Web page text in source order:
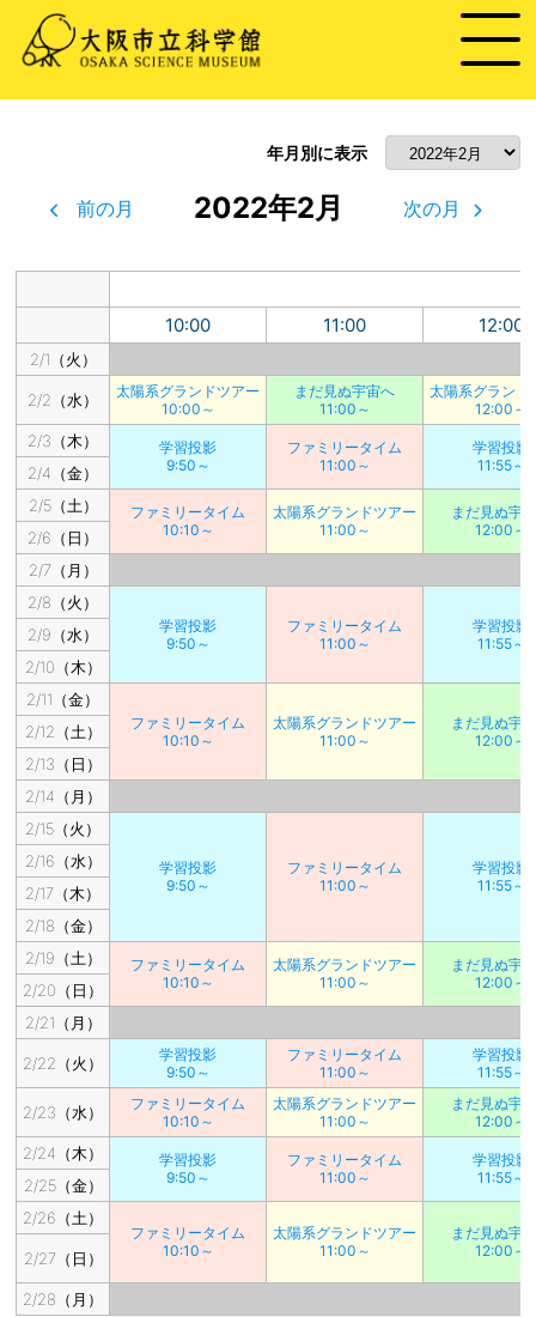
年月別に表示
前の月 2022年2月 次の月
10:00 11:00 12:00
2/1（火）
2/2（水）
太陽系グランドツアー
10:00～
まだ見ぬ宇宙へ
11:00～
太陽系グランド
12:00～
2/3（木）
学習投影
9:50～
ファミリータイム
11:00～
学習投影
11:55～
2/4（金）
2/5（土）
ファミリータイム
10:10～
太陽系グランドツアー
11:00～
まだ見ぬ宇
12:00～
2/6（日）
2/7（月）
2/8（火）
学習投影
9:50～
ファミリータイム
11:00～
学習投影
11:55～
2/9（水）
2/10（木）
2/11（金）
ファミリータイム
10:10～
太陽系グランドツアー
11:00～
まだ見ぬ宇
12:00～
2/12（土）
2/13（日）
2/14（月）
2/15（火）
学習投影
9:50～
ファミリータイム
11:00～
学習投影
11:55～
2/16（水）
2/17（木）
2/18（金）
2/19（土）
ファミリータイム
10:10～
太陽系グランドツアー
11:00～
まだ見ぬ宇
12:00～
2/20（日）
2/21（月）
2/22（火）
学習投影
9:50～
ファミリータイム
11:00～
学習投影
11:55～
2/23（水）
ファミリータイム
10:10～
太陽系グランドツアー
11:00～
まだ見ぬ宇
12:00～
2/24（木）
学習投影
9:50～
ファミリータイム
11:00～
学習投影
11:55～
2/25（金）
2/26（土）
ファミリータイム
10:10～
太陽系グランドツアー
11:00～
まだ見ぬ宇
12:00～
2/27（日）
2/28（月）